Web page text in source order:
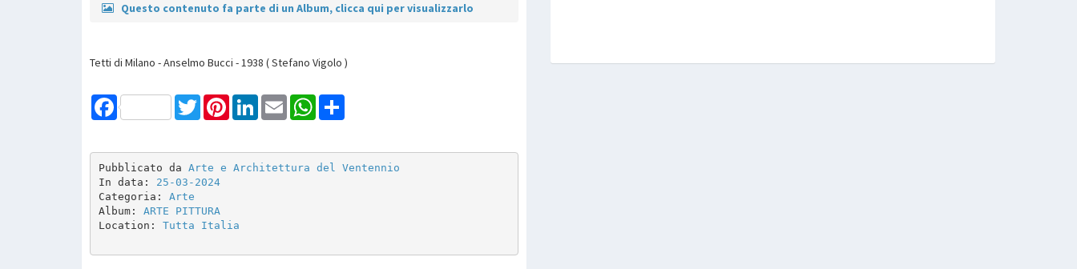
Questo contenuto fa parte di un Album, clicca qui per visualizzarlo
Tetti di Milano - Anselmo Bucci - 1938 ( Stefano Vigolo )
Facebook TwitterPinterestLinkedInEmail WhatsApp
Pubblicato da Arte e Architettura del Ventennio
In data: 25-03-2024
Categoria: Arte
Album: ARTE PITTURA
Location: Tutta Italia